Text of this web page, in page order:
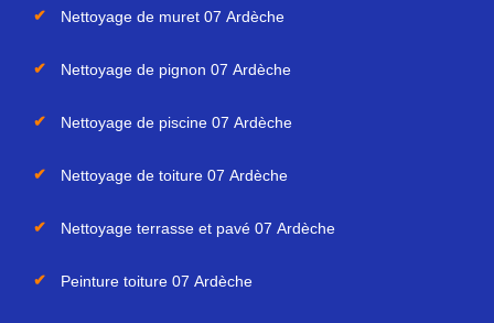
Nettoyage de muret 07 Ardèche
Nettoyage de pignon 07 Ardèche
Nettoyage de piscine 07 Ardèche
Nettoyage de toiture 07 Ardèche
Nettoyage terrasse et pavé 07 Ardèche
Peinture toiture 07 Ardèche